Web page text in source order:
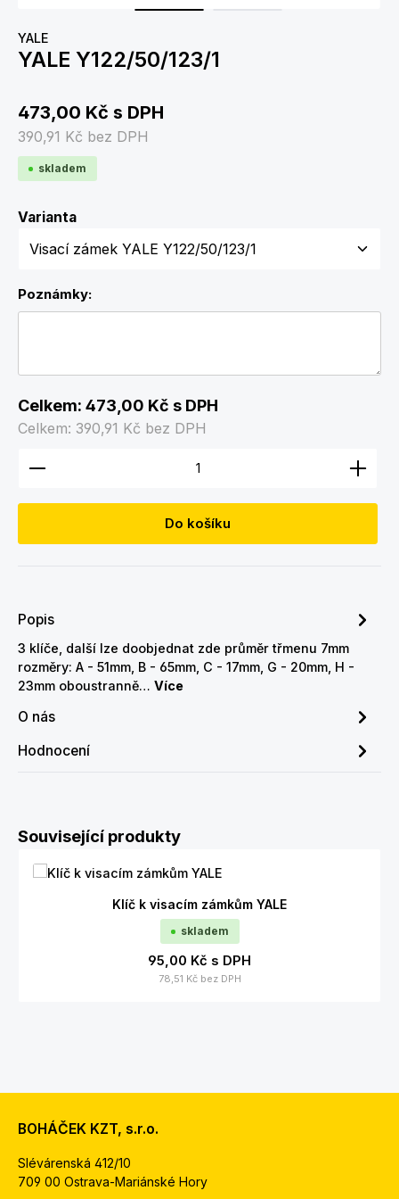
YALE
YALE Y122/50/123/1
473,00 Kč s DPH
390,91 Kč bez DPH
skladem
VariantaZvolte variantu
Poznámky:
Celkem: 473,00 Kč s DPH
Celkem: 390,91 Kč bez DPH
Množství produktu: Zadejte požadované
Do košíku
Popis
3 klíče, další lze doobjednat zde průměr třmenu 7mm
rozměry: A - 51mm, B - 65mm, C - 17mm, G - 20mm, H -
23mm oboustranně… Více
O nás
Hodnocení
Přeskočit galerii produktů
Související produkty
Klíč k visacím zámkům YALE
skladem
95,00 Kč s DPH
78,51 Kč bez DPH
BOHÁČEK KZT, s.r.o.
Slévárenská 412/10
709 00 Ostrava-Mariánské Hory